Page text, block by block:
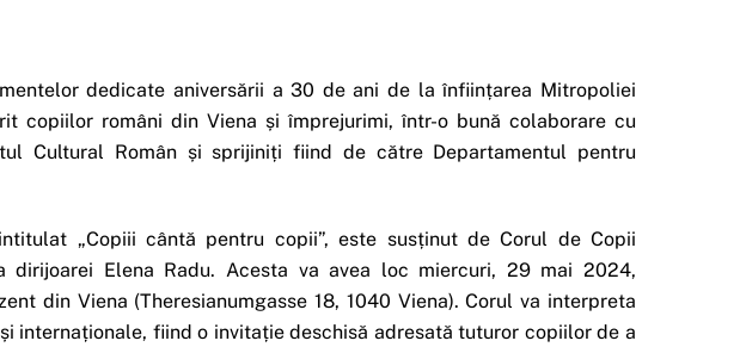
dedicate aniversării a 30 de ani de la înființarea Mitropoliei
copiilor români din Viena și împrejurimi, într-o bună colaborare cu
Cultural Român și sprijiniți fiind de către Departamentul pentru
„Copiii cântă pentru copii”, este susținut de Corul de Copii
dirijoarei Elena Radu. Acesta va avea loc miercuri, 29 mai 2024,
din Viena (Theresianumgasse 18, 1040 Viena). Corul va interpreta
internaționale, fiind o invitație deschisă adresată tuturor copiilor de a